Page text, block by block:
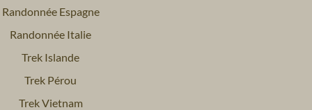
Randonnée Espagne
Randonnée Italie
Trek Islande
Trek Pérou
Trek Vietnam